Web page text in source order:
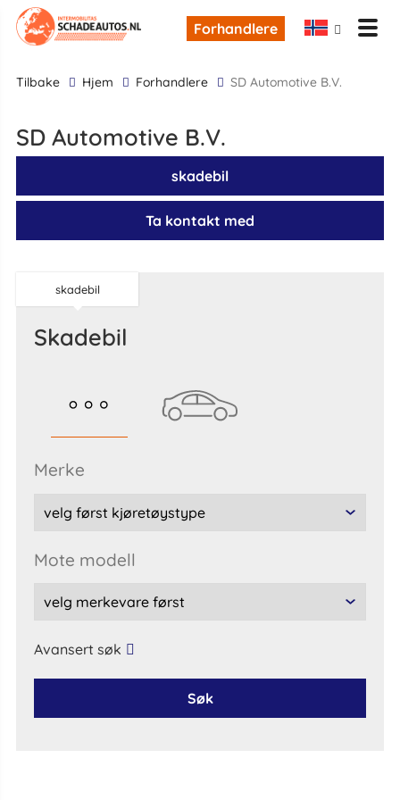
Forhandlere
tilbake Hjem Forhandlere SD Automotive B.V.
SD Automotive B.V.
skadebil
Ta kontakt med
skadebil
skadebil
Merke
Mote modell
Avansert søk
Søk